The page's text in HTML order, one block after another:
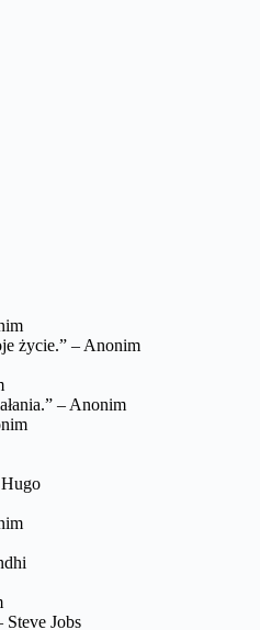
życie.” – Anonim
– Anonim
Jobs